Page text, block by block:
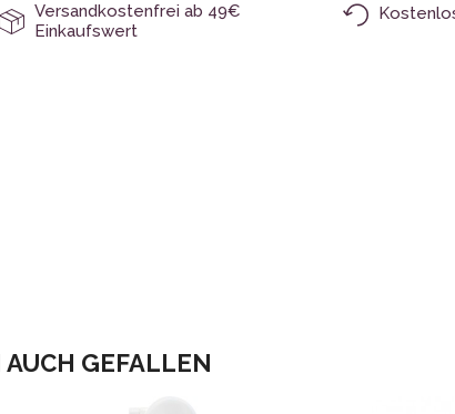
Versandkostenfrei ab 49€
Einkaufswert
GEFALLEN